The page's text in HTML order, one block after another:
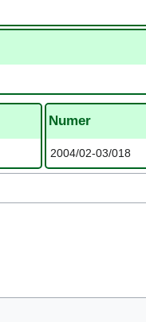
Numer
2004/02-03/018